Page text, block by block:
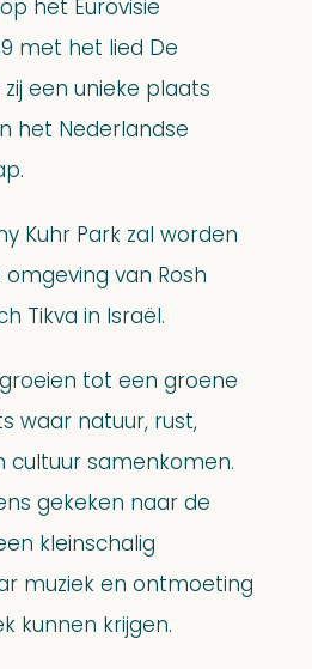
het Eurovisie
met het lied De
een unieke plaats
het Nederlandse
Kuhr Park zal worden
van Rosh
Tikva in Israël.
tot een groene
waar natuur, rust,
cultuur samenkomen.
gekeken naar de
kleinschalig
muziek en ontmoeting
kunnen krijgen.